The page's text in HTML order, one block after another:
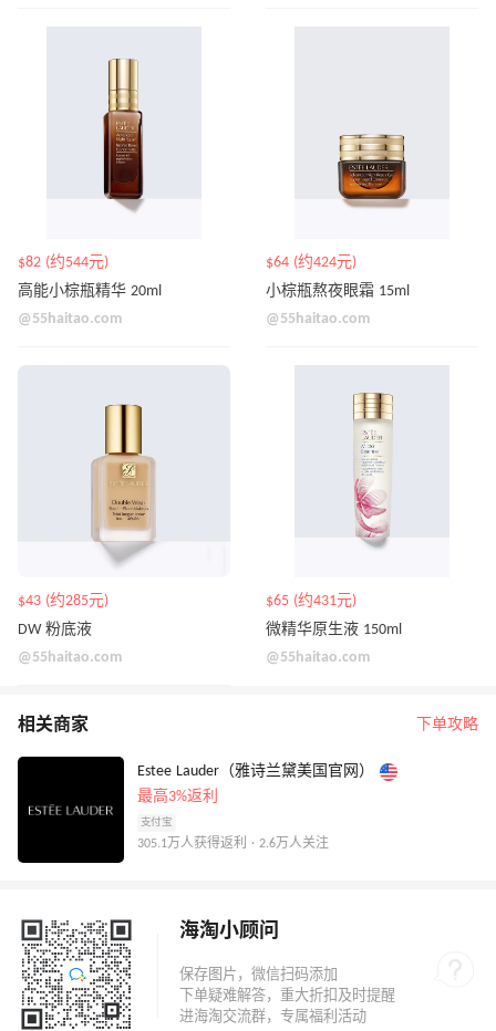
$82 (约544元)
高能小棕瓶精华 20ml
@55haitao.com
$64 (约424元)
小棕瓶熬夜眼霜 15ml
@55haitao.com
$43 (约285元)
DW 粉底液
@55haitao.com
$65 (约431元)
微精华原生液 150ml
@55haitao.com
相关商家 下单攻略
Estee Lauder（雅诗兰黛美国官网）
最高3%返利
支付宝
305.1万人获得返利 · 2.6万人关注
海淘小顾问